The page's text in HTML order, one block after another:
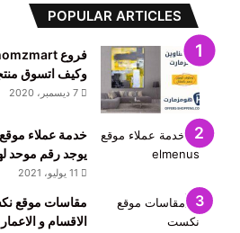
POPULAR ARTICLES
وكيف اتسوق
7 ديسمبر، 2020
يوجد رقم موحد
11 يوليو، 2021
مقاسات موقع
الاقسام و